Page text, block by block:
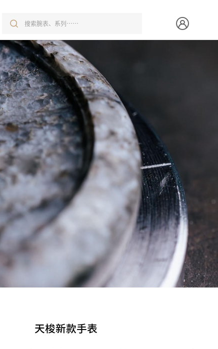
天梭新款手表